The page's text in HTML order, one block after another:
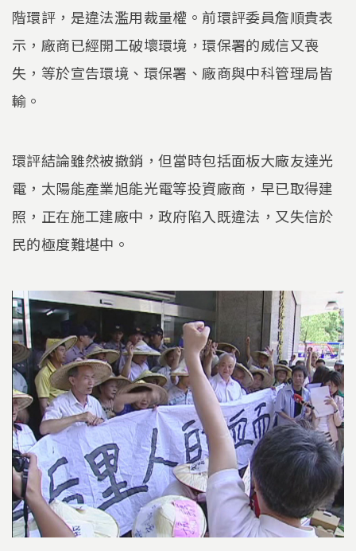
階環評，是違法濫用裁量權。前環評委員詹順貴表
示，廠商已經開工破壞環境，環保署的威信又喪
失，等於宣告環境、環保署、廠商與中科管理局皆
輸。
環評結論雖然被撤銷，但當時包括面板大廠友達光
電，太陽能產業旭能光電等投資廠商，早已取得建
照，正在施工建廠中，政府陷入既違法，又失信於
民的極度難堪中。